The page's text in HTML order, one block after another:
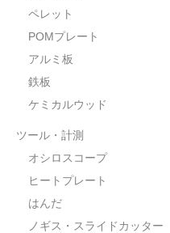
ペレット
POMプレート
アルミ板
鉄板
ケミカルウッド
ツール・計測
オシロスコープ
ヒートプレート
はんだ
ノギス・スライドカッター